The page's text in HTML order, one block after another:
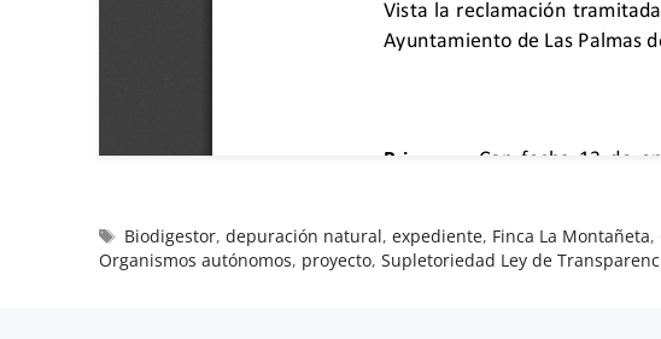
Biodigestor,depuración natural,expediente, Finca La Montañeta,
Organismos autónomos, proyecto, Supletoriedad Ley de